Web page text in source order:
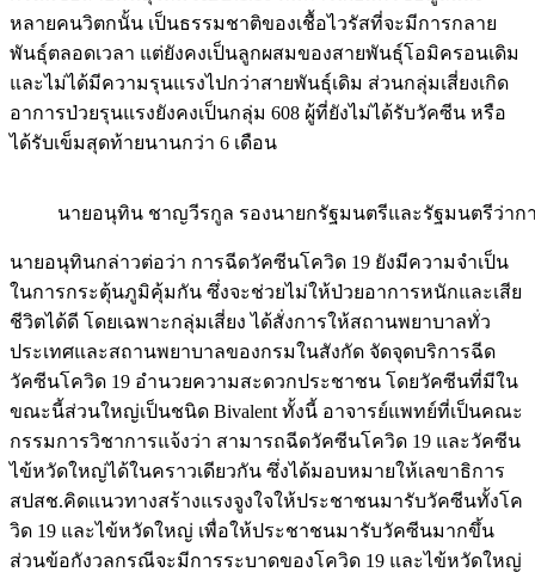
หลายคนวิตกนั้น เป็นธรรมชาติของเชื้อไวรัสที่จะมีการกลาย
พันธุ์ตลอดเวลา แต่ยังคงเป็นลูกผสมของสายพันธุ์โอมิครอนเดิม
และไม่ได้มีความรุนแรงไปกว่าสายพันธุ์เดิม ส่วนกลุ่มเสี่ยงเกิด
อาการป่วยรุนแรงยังคงเป็นกลุ่ม 608 ผู้ที่ยังไม่ได้รับวัคซีน หรือ
ได้รับเข็มสุดท้ายนานกว่า 6 เดือน
นายอนุทิน ชาญวีรกูล รองนายกรัฐมนตรีและรัฐมนตรีว่าก
นายอนุทินกล่าวต่อว่า การฉีดวัคซีนโควิด 19 ยังมีความจำเป็น
ในการกระตุ้นภูมิคุ้มกัน ซึ่งจะช่วยไม่ให้ป่วยอาการหนักและเสีย
ชีวิตได้ดี โดยเฉพาะกลุ่มเสี่ยง ได้สั่งการให้สถานพยาบาลทั่ว
ประเทศและสถานพยาบาลของกรมในสังกัด จัดจุดบริการฉีด
วัคซีนโควิด 19 อำนวยความสะดวกประชาชน โดยวัคซีนที่มีใน
ขณะนี้ส่วนใหญ่เป็นชนิด Bivalent ทั้งนี้ อาจารย์แพทย์ที่เป็นคณะ
กรรมการวิชาการแจ้งว่า สามารถฉีดวัคซีนโควิด 19 และวัคซีน
ไข้หวัดใหญ่ได้ในคราวเดียวกัน ซึ่งได้มอบหมายให้เลขาธิการ
สปสช.คิดแนวทางสร้างแรงจูงใจให้ประชาชนมารับวัคซีนทั้งโค
วิด 19 และไข้หวัดใหญ่ เพื่อให้ประชาชนมารับวัคซีนมากขึ้น
ส่วนข้อกังวลกรณีจะมีการระบาดของโควิด 19 และไข้หวัดใหญ่